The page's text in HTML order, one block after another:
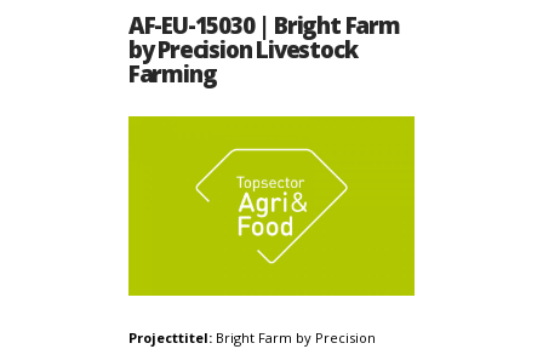
AF-EU-15030 | Bright Farm
by Precision Livestock
Farming
Projecttitel:Bright Farm by Precision